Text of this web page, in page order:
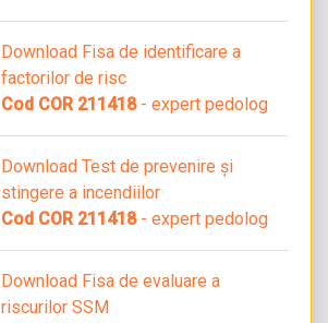
Download Fisa de identificare a
factorilor de risc
Cod COR 211418- expert pedolog
Download Test de prevenire și
stingere a incendiilor
Cod COR 211418- expert pedolog
Download Fisa de evaluare a
riscurilor SSM